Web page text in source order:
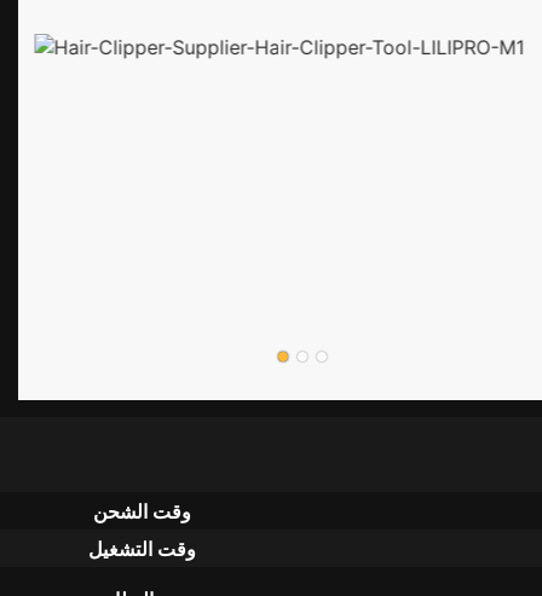
وقت الشحن
وقت التشغيل